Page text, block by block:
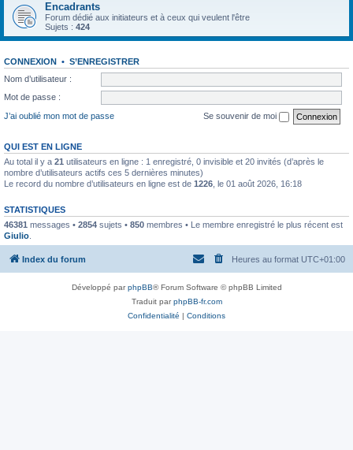
Encadrants
Forum dédié aux initiateurs et à ceux qui veulent l'être
Sujets : 424
CONNEXION • S’ENREGISTRER
Nom d’utilisateur :
Mot de passe :
J’ai oublié mon mot de passe
Se souvenir de moi
QUI EST EN LIGNE
Au total il y a 21 utilisateurs en ligne : 1 enregistré, 0 invisible et 20 invités (d’après le
nombre d’utilisateurs actifs ces 5 dernières minutes)
Le record du nombre d’utilisateurs en ligne est de 1226 , le 01 août 2026, 16:18
STATISTIQUES
46381 messages • 2854 sujets • 850 membres • Le membre enregistré le plus récent est
Giulio
Index du forum Heures au format UTC+01:00
Développé parphpBB® Forum Software © phpBB Limited
Traduit parphpBB-fr.com
Confidentialité | Conditions